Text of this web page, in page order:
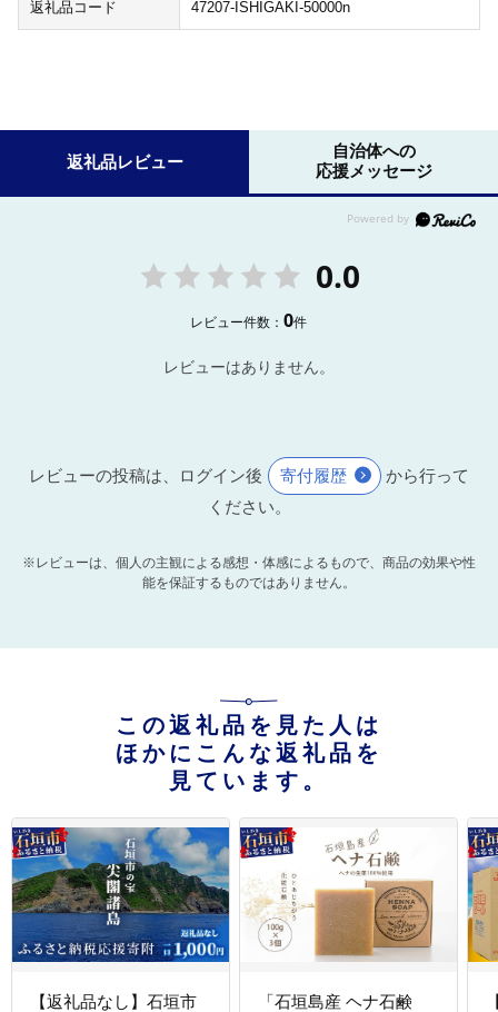
返礼品コード 47207-ISHIGAKI-50000n
返礼品レビュー
自治体への
応援メッセージ
0.0
レビュー件数：0件
レビューはありません。
レビューの投稿は、ログイン後 寄付履歴
から行って
ください。
※レビューは、個人の主観による感想・体感によるもので、商品の効果や性
能を保証するものではありません。
この返礼品を見た人は
ほかにこんな返礼品を
見ています。
【返礼品なし】石垣市
「石垣島産 ヘナ石鹸